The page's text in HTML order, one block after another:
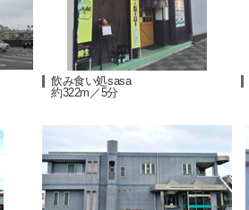
飲み食い処sasa
約322m／5分